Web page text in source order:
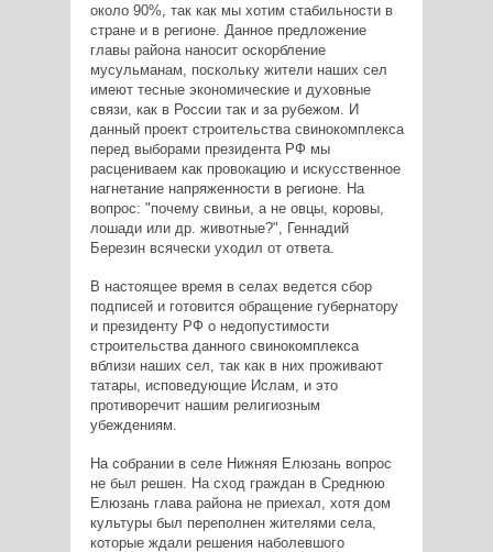
около 90%, так как мы хотим стабильности в
стране и в регионе. Данное предложение
главы района наносит оскорбление
мусульманам, поскольку жители наших сел
имеют тесные экономические и духовные
связи, как в России так и за рубежом. И
данный проект строительства свинокомплекса
перед выборами президента РФ мы
расцениваем как провокацию и искусственное
нагнетание напряженности в регионе. На
вопрос: "почему свиньи, а не овцы, коровы,
лошади или др. животные?", Геннадий
Березин всячески уходил от ответа.
В настоящее время в селах ведется сбор
подписей и готовится обращение губернатору
и президенту РФ о недопустимости
строительства данного свинокомплекса
вблизи наших сел, так как в них проживают
татары, исповедующие Ислам, и это
противоречит нашим религиозным
убеждениям.
На собрании в селе Нижняя Елюзань вопрос
не был решен. На сход граждан в Среднюю
Елюзань глава района не приехал, хотя дом
культуры был переполнен жителями села,
которые ждали решения наболевшого